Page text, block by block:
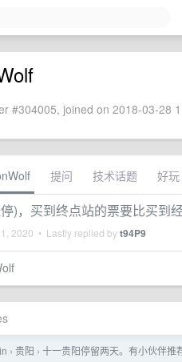
#304005, joined on 2018-03-28
提问 技术话题 好玩
)，买到终点站的票要比买到
2020 • Lastly replied byt94P9
› 贵阳 › 十一贵阳停留两天。有小伙伴推